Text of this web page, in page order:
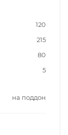
120
215
80
5
на поддон